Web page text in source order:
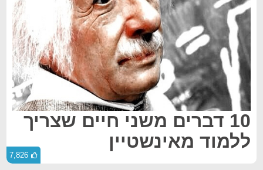
10 דברים משני חיים שצריך
ללמוד מאינשטיין
7,826